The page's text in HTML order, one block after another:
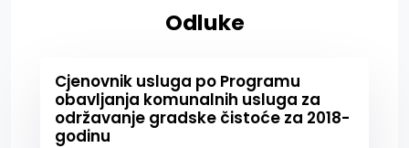
Odluke
Cjenovnik usluga po Programu
obavljanja komunalnih usluga za
održavanje gradske čistoće za 2018-
godinu